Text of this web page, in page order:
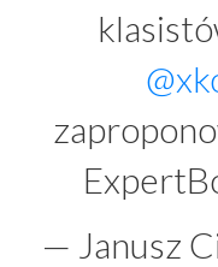
— Janusz